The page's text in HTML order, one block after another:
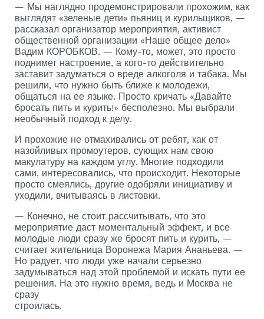
— Мы наглядно продемонстрировали прохожим, как
выглядят «зеленые дети» пьяниц и курильщиков, —
рассказал организатор мероприятия, активист
общественной организации «Наше общее дело»
Вадим КОРОБКОВ. — Кому-то, может, это просто
поднимет настроение, а кого-то действительно
заставит задуматься о вреде алкоголя и табака. Мы
решили, что нужно быть ближе к молодежи,
общаться на ее языке. Просто кричать «Давайте
бросать пить и курить!» бесполезно. Мы выбрали
необычный подход к делу.
И прохожие не отмахивались от ребят, как от
назойливых промоутеров, сующих нам свою
макулатуру на каждом углу. Многие подходили
сами, интересовались, что происходит. Некоторые
просто смеялись, другие одобряли инициативу и
уходили, вчитываясь в листовки.
— Конечно, не стоит рассчитывать, что это
мероприятие даст моментальный эффект, и все
молодые люди сразу же бросят пить и курить, —
считает жительница Воронежа Мария Ананьева. —
Но радует, что люди уже начали серьезно
задумываться над этой проблемой и искать пути ее
решения. На это нужно время, ведь и Москва не
сразу
строилась.